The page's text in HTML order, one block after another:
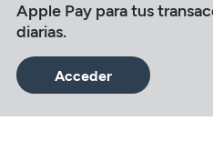
Apple Pay para tus
diarias.
Acceder